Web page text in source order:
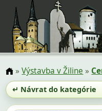
»Výstavba v Žiline »
↵ Návrat do kategórie